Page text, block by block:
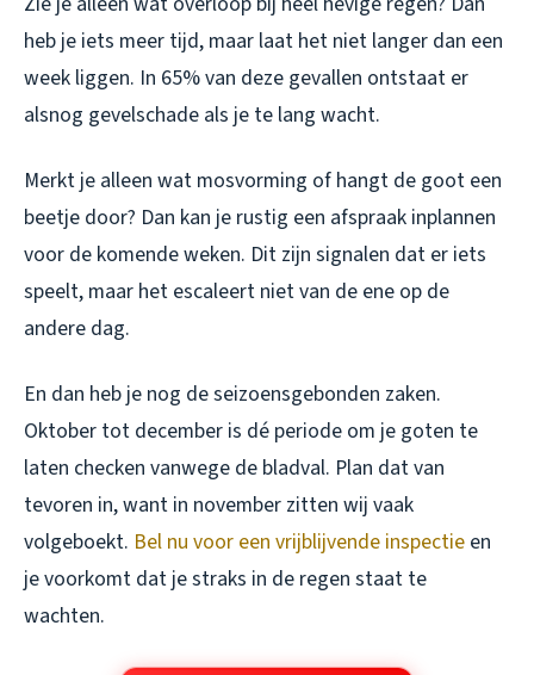
heb je iets meer tijd, maar laat het niet langer dan een
week liggen. In 65% van deze gevallen ontstaat er
alsnog gevelschade als je te lang wacht.
Merkt je alleen wat mosvorming of hangt de goot een
beetje door? Dan kan je rustig een afspraak inplannen
voor de komende weken. Dit zijn signalen dat er iets
speelt, maar het escaleert niet van de ene op de
andere dag.
En dan heb je nog de seizoensgebonden zaken.
Oktober tot december is dé periode om je goten te
laten checken vanwege de bladval. Plan dat van
tevoren in, want in november zitten wij vaak
volgeboekt. Bel nu voor een vrijblijvende inspectie en
je voorkomt dat je straks in de regen staat te
wachten.